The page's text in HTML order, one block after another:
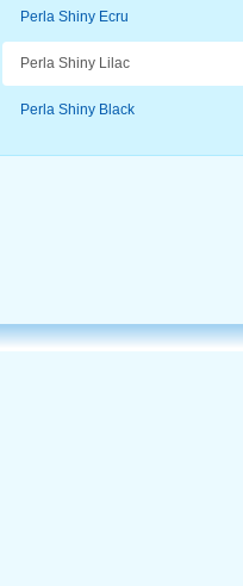
Perla Shiny Ecru
Perla Shiny Lilac
Perla Shiny Black